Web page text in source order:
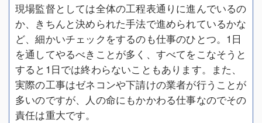
現場監督としては全体の工程表通りに進んでいるの
か、きちんと決められた手法で進められているかな
ど、細かいチェックをするのも仕事のひとつ。1日
を通してやるべきことが多く、すべてをこなそうと
すると1日では終わらないこともあります。また、
実際の工事はゼネコンや下請けの業者が行うことが
多いのですが、人の命にもかかわる仕事なのでその
責任は重大です。